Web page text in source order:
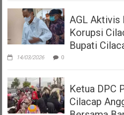
AGL Aktivis
Korupsi
Bupati
14/03/2026 0
Ketua DPC
Cilacap